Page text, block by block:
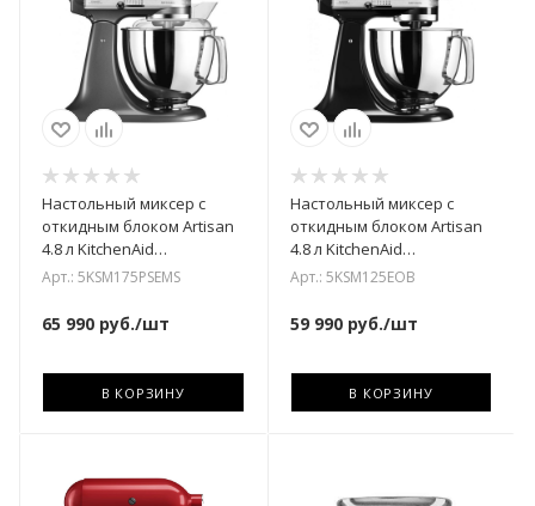
Настольный миксер с
откидным блоком Artisan
4.8 л KitchenAid
5KSM175PSEMS
Арт.: 5KSM175PSEMS
65 990 руб./шт
В КОРЗИНУ
Настольный миксер с
откидным блоком Artisan
4.8 л KitchenAid
5KSM125EOB
Арт.: 5KSM125EOB
59 990руб./шт
В КОРЗИНУ